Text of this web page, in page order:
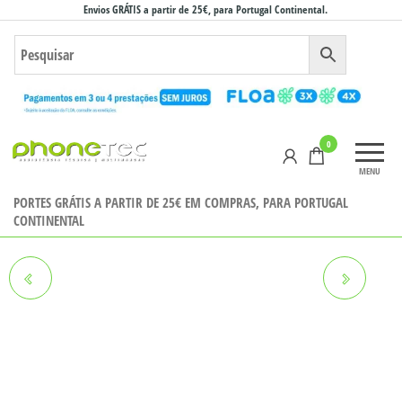
para
conteúdo
Envios GRÁTIS a partir de 25€, para Portugal Continental.
Online
MENU
0
PORTES GRÁTIS A PARTIR DE 25€ EM COMPRAS, PARA PORTUGAL
CONTINENTAL